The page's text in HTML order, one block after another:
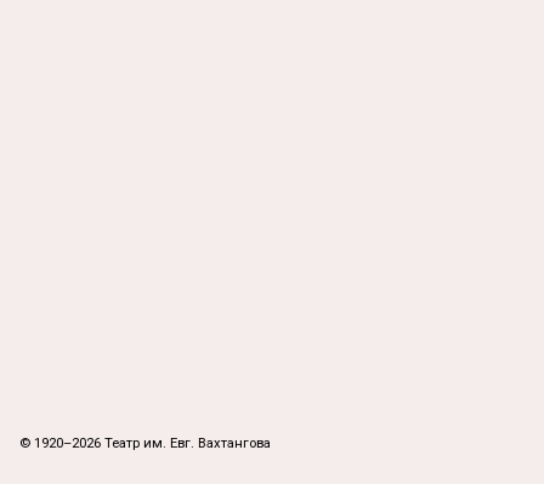
© 1920–2026 Театр им. Евг. Вахтангова